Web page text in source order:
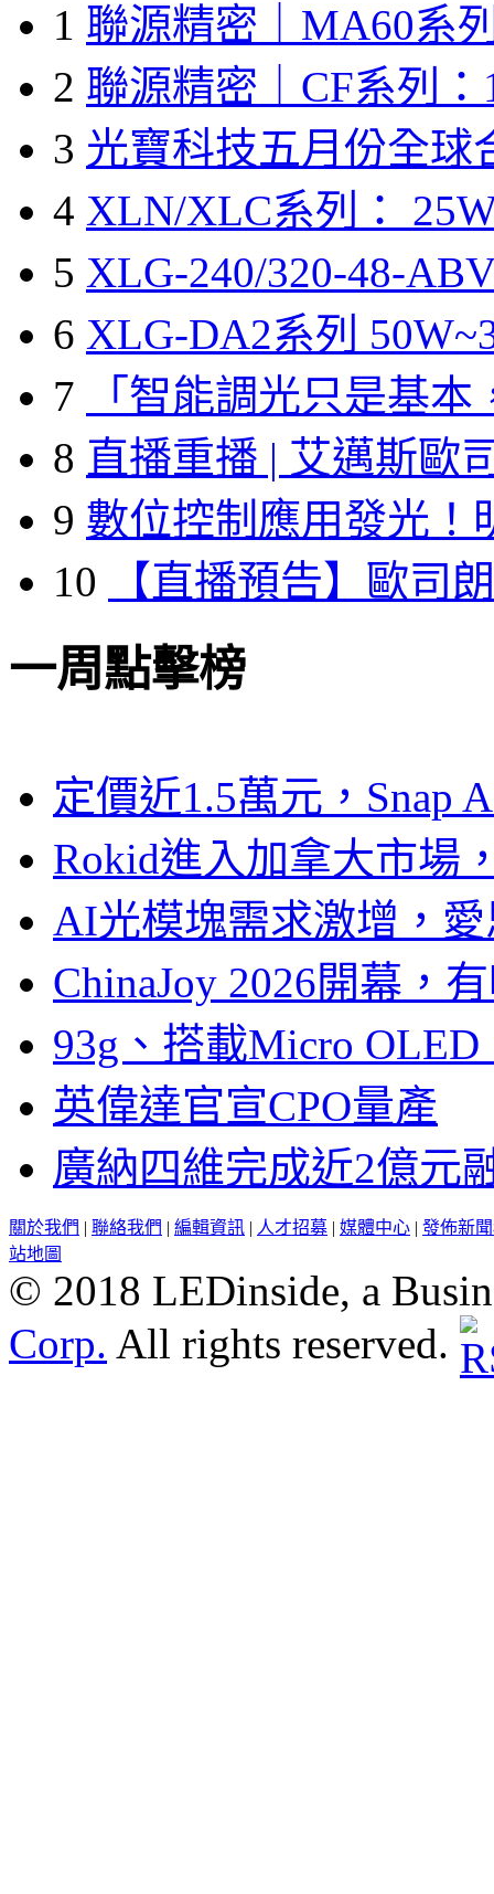
1 聯源精密｜MA60系
2 聯源精密｜CF系列：
3 光寶科技五月份全球
4 XLN/XLC系列：
5 XLG-240/320-48-
6 XLG-DA2系列
7
「智能調光只是基本
8 直播重播 | 艾邁斯歐
9 數位控制應用發光！
10
【直播預告】歐司
一周點擊榜
定價近1.5萬元，Snap
Rokid進入加拿大市場
AI光模塊需求激增，
ChinaJoy 2026開幕，
93g、搭載Micro
英偉達官宣CPO量產
廣納四維完成近2億元
關於我們 | 聯絡我們 | 編輯資訊 | 人才招募 | 媒體中心 | 發佈新
站地圖
© 2018 LEDinside, a
Corp. All rights reserved.